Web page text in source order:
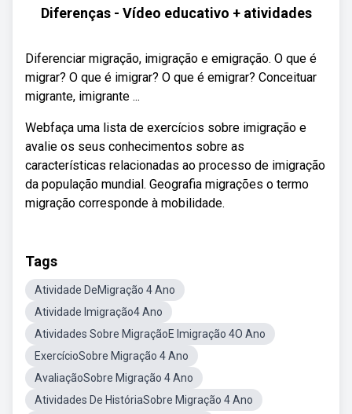
Diferenças - Vídeo educativo + atividades
Diferenciar migração, imigração e emigração. O que é
migrar? O que é imigrar? O que é emigrar? Conceituar
migrante, imigrante ...
Webfaça uma lista de exercícios sobre imigração e
avalie os seus conhecimentos sobre as
características relacionadas ao processo de imigração
da população mundial. Geografia migrações o termo
migração corresponde à mobilidade.
Tags
Atividade DeMigração 4 Ano
Atividade Imigração4 Ano
Atividades Sobre MigraçãoE Imigração 4O Ano
ExercícioSobre Migração 4 Ano
AvaliaçãoSobre Migração 4 Ano
Atividades De HistóriaSobre Migração 4 Ano